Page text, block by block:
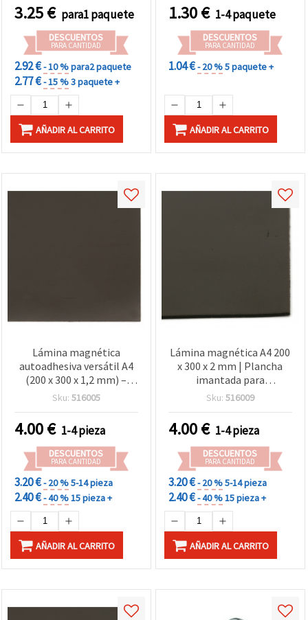
3.25€ para1 paquete
DESCUENTOS
PARA CANTIDAD
2.92 €- 10 %para2 paquete
2.77 €- 15 %3 paquete +
AÑADIR AL CARRITO
1.30€ 1-4 paquete
DESCUENTOS
PARA CANTIDAD
1.04 €- 20 %5 paquete +
AÑADIR AL CARRITO
Lámina magnética
autoadhesiva versátil A4
(200 x 300 x 1,2 mm) –
Perfecta para
scrapbooking,
organización del hogar y
decoración DIY
Sku: 516005
4.00€ 1-4 pieza
DESCUENTOS
PARA CANTIDAD
3.20 €- 20 %5-14 pieza
2.40 €- 40 %15 pieza +
AÑADIR AL CARRITO
Lámina magnética A4 200
x 300 x 2 mm | Plancha
imantada para
manualidades
Sku: 516009
4.00€ 1-4 pieza
DESCUENTOS
PARA CANTIDAD
3.20 €- 20 %5-14 pieza
2.40 €- 40 %15 pieza +
AÑADIR AL CARRITO